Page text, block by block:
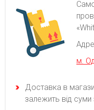
м.
Доставка в
залежить від